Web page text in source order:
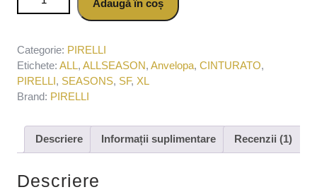
ALLSEASON SF3 XL 205/50 R17 93W
Adaugă în coș
Categorie: PIRELLI
Etichete: ALL, ALLSEASON, Anvelopa, CINTURATO,
PIRELLI, SEASONS, SF, XL
Brand: PIRELLI
Descriere Informații suplimentare Recenzii (1)
Descriere